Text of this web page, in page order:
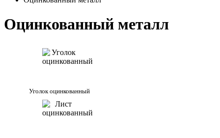
Оцинкованный металл
Уголок оцинкованный